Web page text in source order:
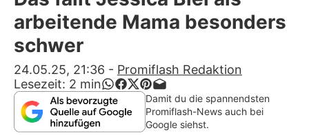
Alle Themen auf Promiflash
App runterladen
Team
Redaktionelle Richtlinien
arbeitende Mama besonders
schwer
24.05.25, 21:36 - Promiflash Redaktion
Lesezeit: 2 min
Damit du die spannendsten
Promiflash-News auch bei
Google siehst.